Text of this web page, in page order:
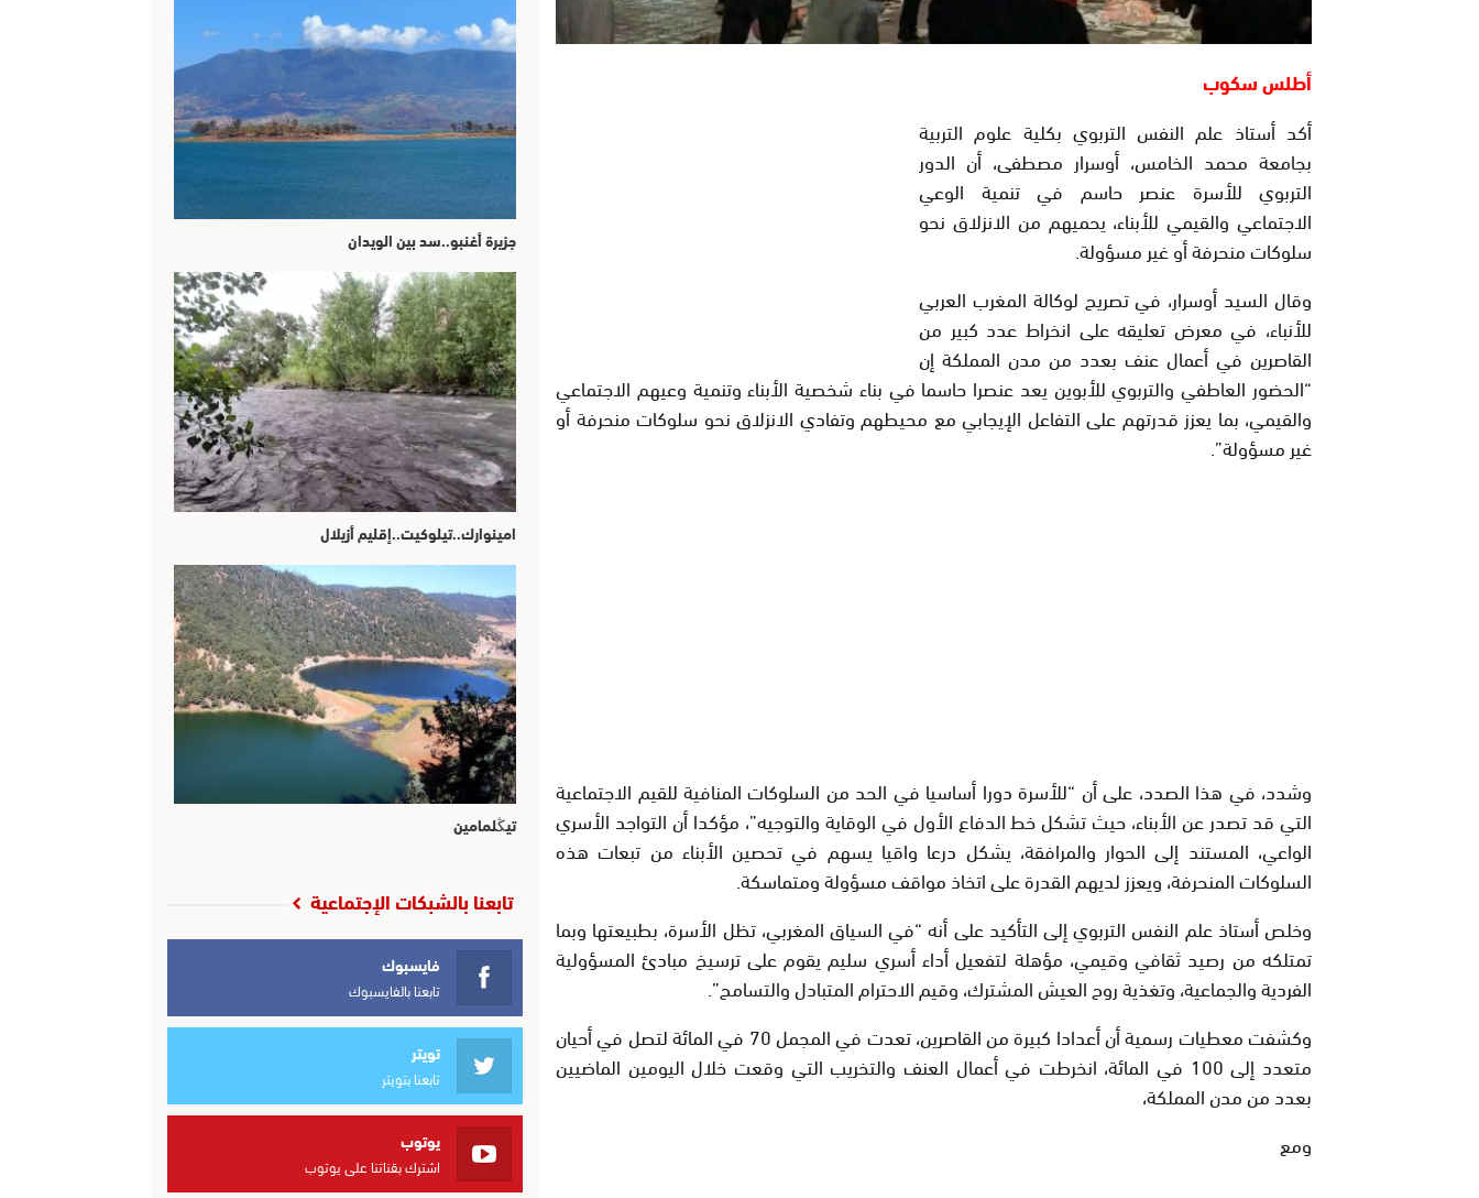
أطلس سكوب
أكد أستاذ علم النفس التربوي بكلية علوم التربية
بجامعة محمد الخامس، أوسرار مصطفى، أن الدور
التربوي للأسرة عنصر حاسم في تنمية الوعي
الاجتماعي والقيمي للأبناء، يحميهم من الانزلاق نحو
سلوكات منحرفة أو غير مسؤولة.
وقال السيد أوسرار، في تصريح لوكالة المغرب العربي
للأنباء، في معرض تعليقه على انخراط عدد كبير من
القاصرين في أعمال عنف بعدد من مدن المملكة إن
“الحضور العاطفي والتربوي للأبوين يعد عنصرا حاسما في بناء شخصية الأبناء وتنمية وعيهم الاجتماعي
والقيمي، بما يعزز قدرتهم على التفاعل الإيجابي مع محيطهم وتفادي الانزلاق نحو سلوكات منحرفة أو
غير مسؤولة”.
وشدد، في هذا الصدد، على أن “للأسرة دورا أساسيا في الحد من السلوكات المنافية للقيم الاجتماعية
التي قد تصدر عن الأبناء، حيث تشكل خط الدفاع الأول في الوقاية والتوجيه”، مؤكدا أن التواجد الأسري
الواعي، المستند إلى الحوار والمرافقة، يشكل درعا واقيا يسهم في تحصين الأبناء من تبعات هذه
السلوكات المنحرفة، ويعزز لديهم القدرة على اتخاذ مواقف مسؤولة ومتماسكة.
وخلص أستاذ علم النفس التربوي إلى التأكيد على أنه “في السياق المغربي، تظل الأسرة، بطبيعتها وبما
تمتلكه من رصيد ثقافي وقيمي، مؤهلة لتفعيل أداء أسري سليم يقوم على ترسيخ مبادئ المسؤولية
الفردية والجماعية، وتغذية روح العيش المشترك، وقيم الاحترام المتبادل والتسامح”.
وكشفت معطيات رسمية أن أعدادا كبيرة من القاصرين، تعدت في المجمل 70 في المائة لتصل في أحيان
متعدد إلى 100 في المائة، انخرطت في أعمال العنف والتخريب التي وقعت خلال اليومين الماضيين
بعدد من مدن المملكة،
ومع
جزيرة أغنبو..سد بين الويدان
امينوارك..تيلوكيت..إقليم أزيلال
تيڭلمامين
تابعنا بالشبكات الإجتماعية
فايسبوك
تابعنا بالفايسبوك
تويتر
تابعنا بتويتر
يوتوب
اشترك بقناتنا على يوتوب